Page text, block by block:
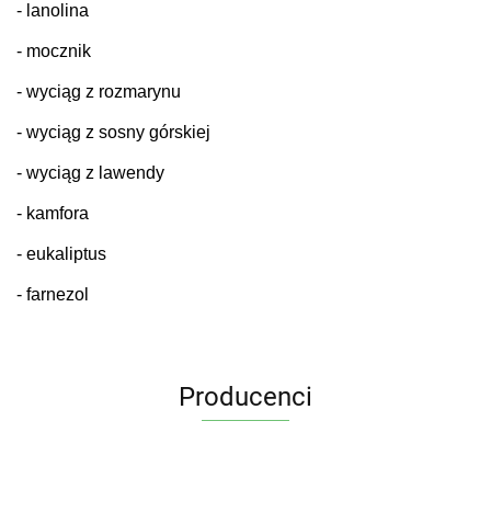
- lanolina
- mocznik
- wyciąg z rozmarynu
- wyciąg z sosny górskiej
- wyciąg z lawendy
- kamfora
- eukaliptus
- farnezol
Producenci